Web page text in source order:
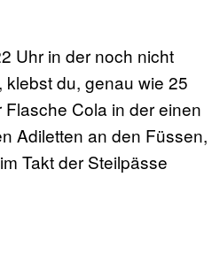
Uhr in der noch nicht
klebst du, genau wie 25
Cola in der einen
Adiletten an den Füssen,
Takt der Steilpässe